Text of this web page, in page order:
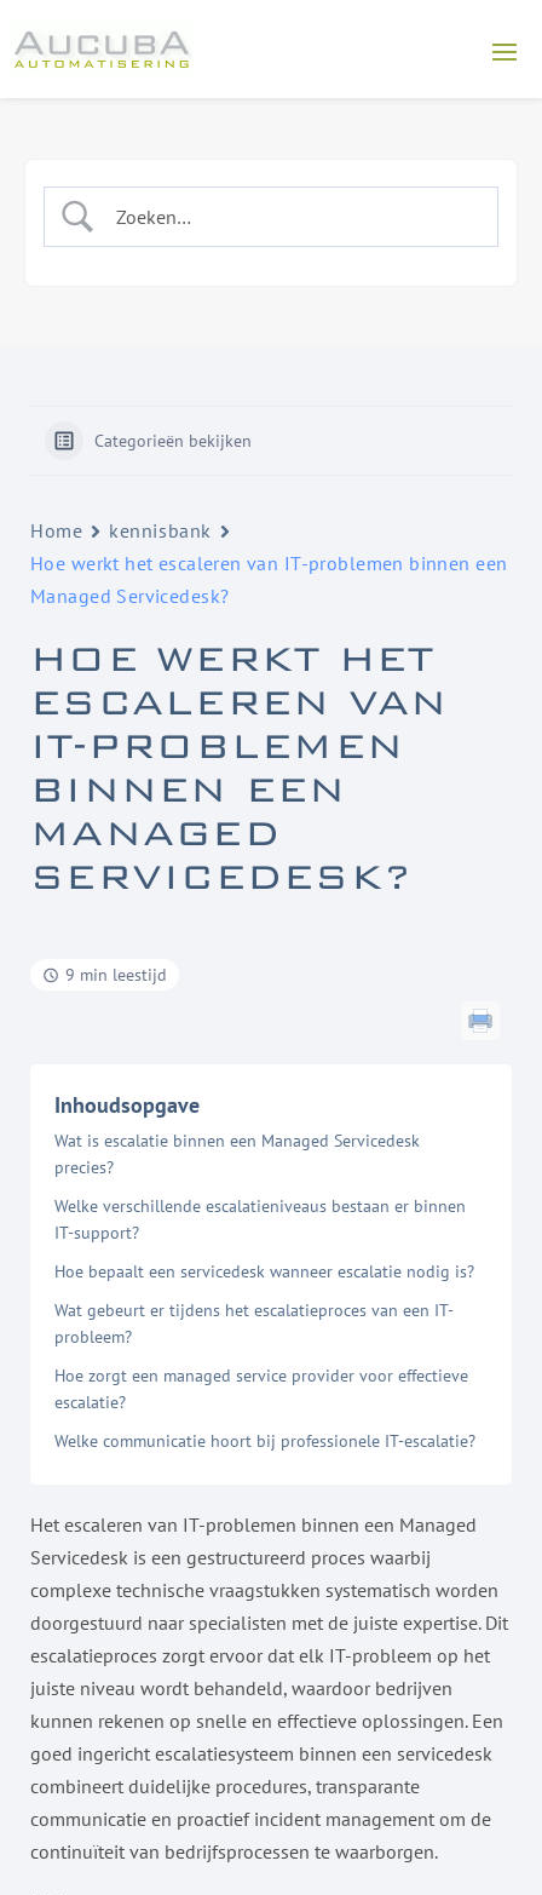
Categorieën bekijken
Home
kennisbank
Hoe werkt het escaleren van IT-problemen binnen een
Managed Servicedesk?
HOE WERKT HET
ESCALEREN VAN
IT-PROBLEMEN
BINNEN EEN
MANAGED
SERVICEDESK?
9 min leestijd
Inhoudsopgave
Wat is escalatie binnen een Managed Servicedesk
precies?
Welke verschillende escalatieniveaus bestaan er binnen
IT-support?
Hoe bepaalt een servicedesk wanneer escalatie nodig is?
Wat gebeurt er tijdens het escalatieproces van een IT-
probleem?
Hoe zorgt een managed service provider voor effectieve
escalatie?
Welke communicatie hoort bij professionele IT-escalatie?
Het escaleren van IT-problemen binnen een Managed
Servicedesk is een gestructureerd proces waarbij
complexe technische vraagstukken systematisch worden
doorgestuurd naar specialisten met de juiste expertise. Dit
escalatieproces zorgt ervoor dat elk IT-probleem op het
juiste niveau wordt behandeld, waardoor bedrijven
kunnen rekenen op snelle en effectieve oplossingen. Een
goed ingericht escalatiesysteem binnen een servicedesk
combineert duidelijke procedures, transparante
communicatie en proactief incident management om de
continuïteit van bedrijfsprocessen te waarborgen.